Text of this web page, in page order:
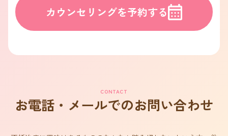
カウンセリングを予約する
CONTACT
お電話・メールでのお問い合わせ